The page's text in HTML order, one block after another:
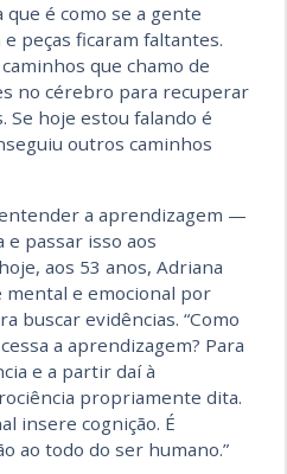
que é como se a gente
peças ficaram faltantes.
que chamo de
no cérebro para recuperar
Se hoje estou falando é
outros caminhos
a aprendizagem —
passar isso aos
aos 53 anos, Adriana
mental e emocional por
buscar evidências. “Como
a aprendizagem? Para
e a partir daí à
propriamente dita.
insere cognição. É
ao todo do ser humano.”